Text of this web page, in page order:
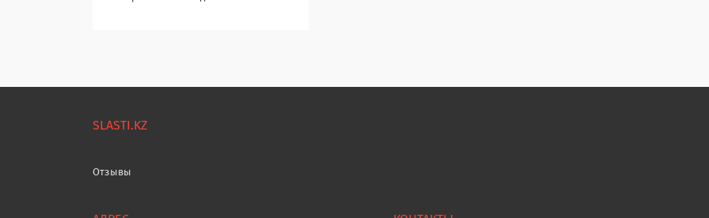
SLASTI.KZ
Отзывы